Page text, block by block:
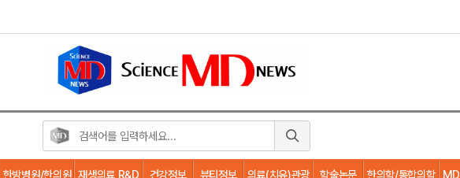
한방병원/한의원 재생의료 R&D 건강정보 뷰티정보 의료(치유)관광 학술논문 한의학/통합의학